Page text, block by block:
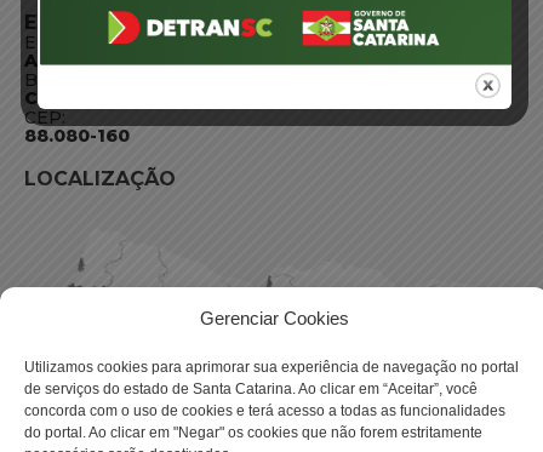
Gerenciar Cookies
Utilizamos cookies para aprimorar sua experiência de navegação no portal
de serviços do estado de Santa Catarina. Ao clicar em “Aceitar”, você
concorda com o uso de cookies e terá acesso a todas as funcionalidades
do portal. Ao clicar em "Negar" os cookies que não forem estritamente
ENDEREÇO
Endereço:
Av. Almirante Tamandaré - 480
Bairro:
Coqueiros, Florianópolis SC
CEP:
88.080-160
LOCALIZAÇÃO